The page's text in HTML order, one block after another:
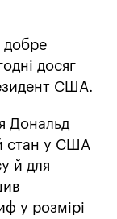
добре
досяг
США.
Дональд
стан у США
й для
у розмірі